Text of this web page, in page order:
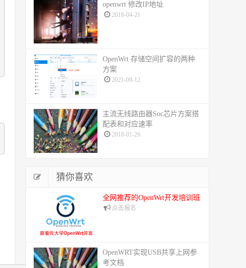
openwrt 修改IP地址
2018-04-21
OpenWrt 存储空间扩容的两种
方案
2021-09-12
主流无线路由器Soc芯片方案搭
配表和对应速率
2018-01-26
猜你喜欢
全网推荐的OpenWrt开发培训班
点击报名
OpenWRT实现USB共享上网参
考文档